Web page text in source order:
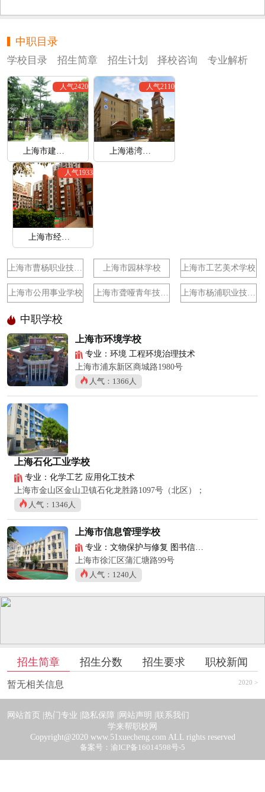
中职目录
学校目录 招生简章 招生计划 择校咨询 专业解析
人气2420 人气2110
人气1933
上海市经济管理学校
上海市曹杨职业技术学校 上海市园林学校 上海市工艺美术学校
上海市公用事业学校 上海市杨浦职业技术学校
中职学校
上海市环境学校
专业：环境 工程环境治理技术
上海市浦东新区商城路1980号
人气：1366人
上海石化工业学校
专业：化学工艺 应用化工技术
上海市金山区金山卫镇石化龙胜路1097号（北区）；
人气：1346人
上海市信息管理学校
专业：文物保护与修复 图书信息管理
上海市徐汇区蒲汇塘路99号
人气：1240人
招生简章 招生分数 招生要求 职校新闻
暂无相关信息 2020 >
网站首页 |热门专业 |隐私保障 |网站声明 |联系我们
学来帮职校网
Copyright@2020 www.51xuecheng.com ALL rights reserved
备案号：渝ICP备16014598号-5